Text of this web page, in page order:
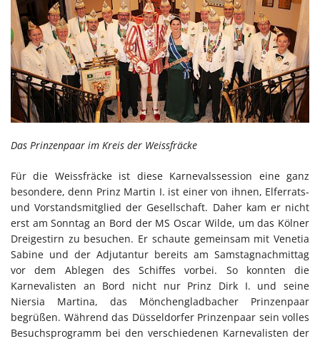
Das Prinzenpaar im Kreis der Weissfräcke
Für die Weissfräcke ist diese Karnevalssession eine ganz
besondere, denn Prinz Martin I. ist einer von ihnen, Elferrats-
und Vorstandsmitglied der Gesellschaft. Daher kam er nicht
erst am Sonntag an Bord der MS Oscar Wilde, um das Kölner
Dreigestirn zu besuchen. Er schaute gemeinsam mit Venetia
Sabine und der Adjutantur bereits am Samstagnachmittag
vor dem Ablegen des Schiffes vorbei. So konnten die
Karnevalisten an Bord nicht nur Prinz Dirk I. und seine
Niersia Martina, das Mönchengladbacher Prinzenpaar
begrüßen. Während das Düsseldorfer Prinzenpaar sein volles
Besuchsprogramm bei den verschiedenen Karnevalisten der